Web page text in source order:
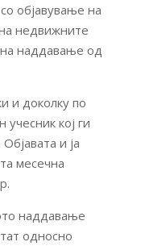
објавување на
недвижните
на наддавање од
и доколку по
учесник кој ги
и ја
месечна
наддавање
односно